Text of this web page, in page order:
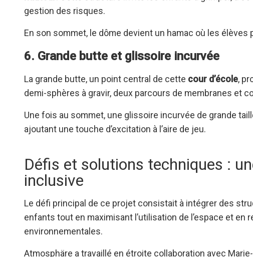
gestion des risques.
En son sommet, le dôme devient un hamac où les
6. Grande butte et glissoire incurvée
La grande butte, un point central de cette cour d’école,
demi-sphères à gravir, deux parcours de membranes et
Une fois au sommet, une glissoire incurvée de grande
ajoutant une touche d’excitation à l’aire de jeu.
Défis et solutions techniques :
inclusive
Le défi principal de ce projet consistait à intégrer des
enfants tout en maximisant l’utilisation de l’espace et
environnementales.
Atmosphäre a travaillé en étroite collaboration avec